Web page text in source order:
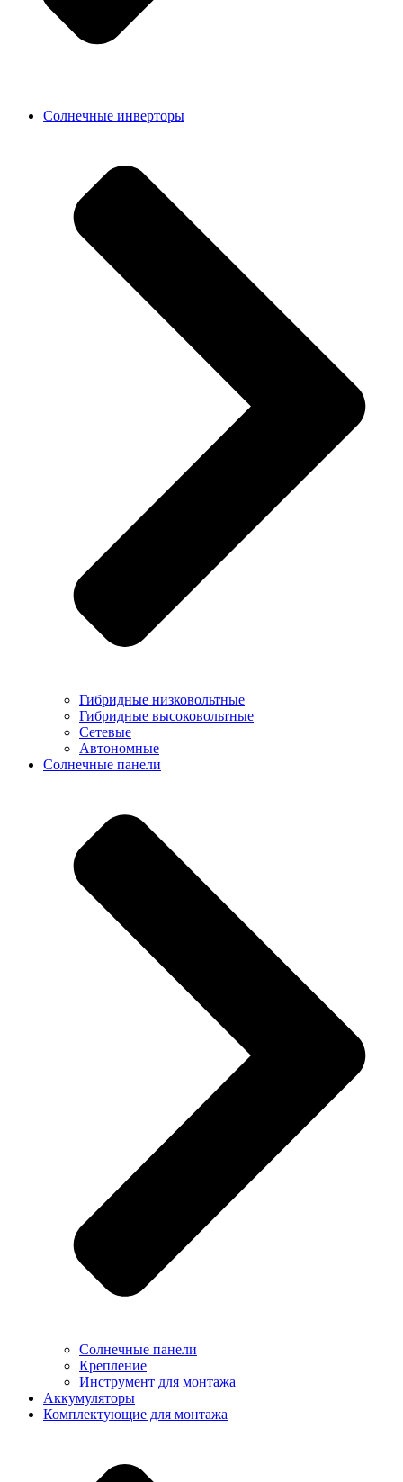
Солнечные инверторы
Гибридные низковольтные
Гибридные высоковольтные
Сетевые
Автономные
Солнечные панели
Солнечные панели
Крепление
Инструмент для монтажа
Аккумуляторы
Комплектующие для монтажа